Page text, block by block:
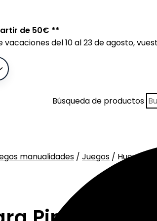
de 50€ **
del 10 al 23 de agosto,
Búsqueda de productos
manualidades / Juegos / Huevo